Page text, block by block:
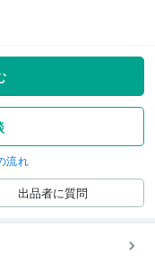
流れ
出品者に質問